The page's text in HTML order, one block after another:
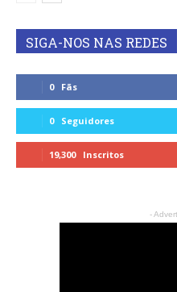
SIGA-NOS NAS REDES
0 Fãs
0 Seguidores
19,300 Inscritos
-